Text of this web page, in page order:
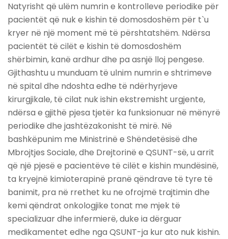
Natyrisht që ulëm numrin e kontrolleve periodike për
pacientët që nuk e kishin të domosdoshëm për t`u
kryer në një moment më të përshtatshëm. Ndërsa
pacientët të cilët e kishin të domosdoshëm
shërbimin, kanë ardhur dhe pa asnjë lloj pengese.
Gjithashtu u munduam të ulnim numrin e shtrimeve
në spital dhe ndoshta edhe të ndërhyrjeve
kirurgjikale, të cilat nuk ishin ekstremisht urgjente,
ndërsa e gjithë pjesa tjetër ka funksionuar në mënyrë
periodike dhe jashtëzakonisht të mirë. Në
bashkëpunim me Ministrinë e Shëndetësisë dhe
Mbrojtjes Sociale, dhe Drejtorinë e QSUNT-së, u arrit
që një pjesë e pacientëve të cilët e kishin mundësinë,
ta kryejnë kimioterapinë pranë qëndrave të tyre të
banimit, pra në rrethet ku ne ofrojmë trajtimin dhe
kemi qëndrat onkologjike tonat me mjek të
specializuar dhe infermierë, duke ia dërguar
medikamentet edhe nga QSUNT-ja kur ato nuk kishin.